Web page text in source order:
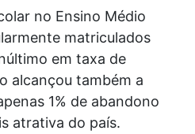
no Ensino Médio
matriculados
em taxa de
alcançou também a
1% de abandono
atrativa do país.